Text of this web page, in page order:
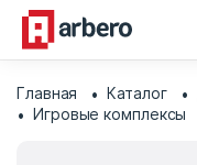
Главная Каталог
Игровые комплексы